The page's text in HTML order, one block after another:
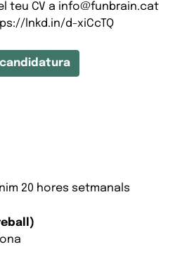
teu CV a info@funbrain.cat
lnkd.in/d-xiCcTQ
20 hores setmanals